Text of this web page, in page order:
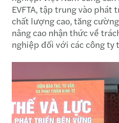
EVFTA, tập trung vào phát
chất lượng cao, tăng
nâng cao nhận thức về
nghiệp đối với các công ty